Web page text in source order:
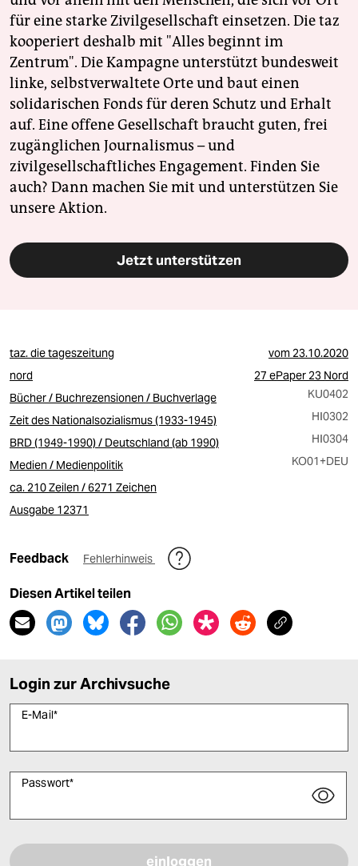
für eine starke Zivilgesellschaft einsetzen. Die taz
kooperiert deshalb mit "Alles beginnt im
Zentrum". Die Kampagne unterstützt bundesweit
linke, selbstverwaltete Orte und baut einen
solidarischen Fonds für deren Schutz und Erhalt
auf. Eine offene Gesellschaft braucht guten, frei
zugänglichen Journalismus – und
zivilgesellschaftliches Engagement. Finden Sie
auch? Dann machen Sie mit und unterstützen Sie
unsere Aktion.
Jetzt unterstützen
taz. die tageszeitung vom23.10.2020
nord
27 ePaper 23 Nord
Bücher / Buchrezensionen / Buchverlage
KU0402
Zeit des Nationalsozialismus (1933-1945)
HI0302
BRD (1949-1990) / Deutschland (ab 1990)
HI0304
Medien / Medienpolitik
KO01+DEU
ca. 210 Zeilen / 6271 Zeichen
Ausgabe 12371
Feedback Fehlerhinweis
Diesen Artikel teilen
Login zur Archivsuche
E-Mail*
Passwort*